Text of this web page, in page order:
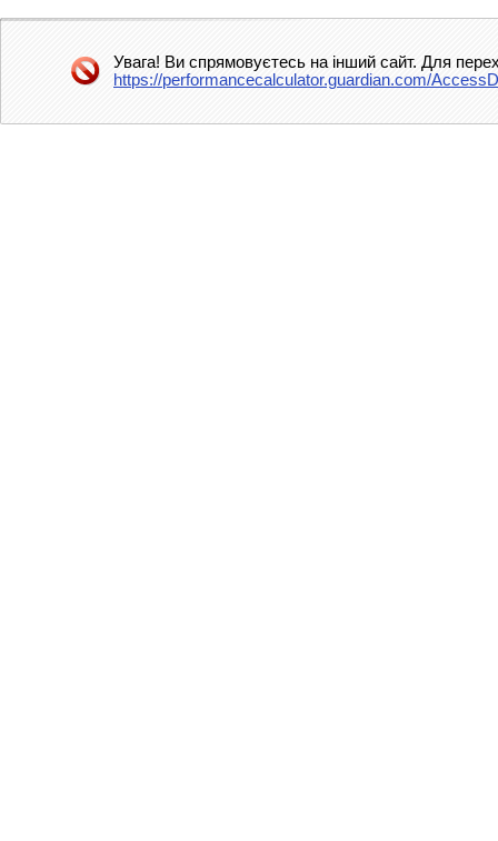
Увага! Ви спрямовуєтесь на інший сайт. Для
https://performancecalculator.guardian.com/